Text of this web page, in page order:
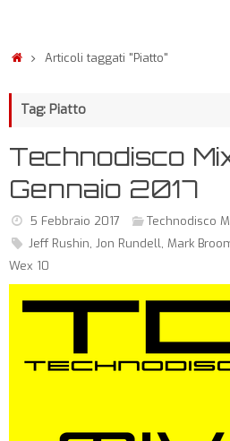
Articoli taggati "Piatto"
Tag: Piatto
Technodisco
Gennaio 2017
5 Febbraio 2017
Technodisco
Jeff Rushin, Jon Rundell, Mark
Wex 10